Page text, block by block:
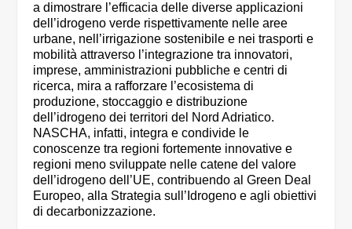
a dimostrare l’efficacia delle diverse applicazioni
dell’idrogeno verde rispettivamente nelle aree
urbane, nell’irrigazione sostenibile e nei trasporti e
mobilità attraverso l’integrazione tra innovatori,
imprese, amministrazioni pubbliche e centri di
ricerca, mira a rafforzare l’ecosistema di
produzione, stoccaggio e distribuzione
dell’idrogeno dei territori del Nord Adriatico.
NASCHA, infatti, integra e condivide le
conoscenze tra regioni fortemente innovative e
regioni meno sviluppate nelle catene del valore
dell’idrogeno dell’UE, contribuendo al Green Deal
Europeo, alla Strategia sull’Idrogeno e agli obiettivi
di decarbonizzazione.